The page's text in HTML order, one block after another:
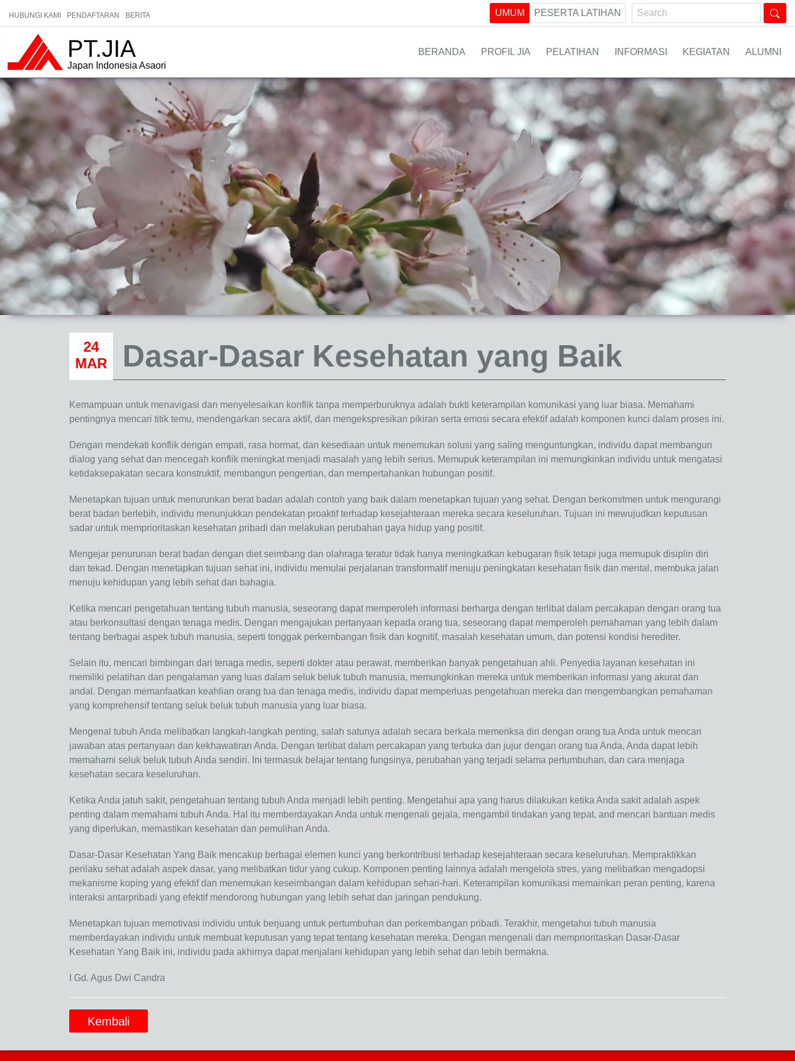
HUBUNGI KAMI PENDAFTARAN BERITA UMUM PESERTA LATIHAN
PT.JIA
Japan Indonesia Asaori
BERANDA PROFIL JIA PELATIHAN INFORMASI KEGIATAN ALUMNI
24
MAR
Dasar-Dasar Kesehatan yang Baik
Kemampuan untuk menavigasi dan menyelesaikan konflik tanpa memperburuknya adalah bukti keterampilan komunikasi yang luar biasa. Memahami
pentingnya mencari titik temu, mendengarkan secara aktif, dan mengekspresikan pikiran serta emosi secara efektif adalah komponen kunci dalam proses ini.
Dengan mendekati konflik dengan empati, rasa hormat, dan kesediaan untuk menemukan solusi yang saling menguntungkan, individu dapat membangun
dialog yang sehat dan mencegah konflik meningkat menjadi masalah yang lebih serius. Memupuk keterampilan ini memungkinkan individu untuk mengatasi
ketidaksepakatan secara konstruktif, membangun pengertian, dan mempertahankan hubungan positif.
Menetapkan tujuan untuk menurunkan berat badan adalah contoh yang baik dalam menetapkan tujuan yang sehat. Dengan berkomitmen untuk mengurangi
berat badan berlebih, individu menunjukkan pendekatan proaktif terhadap kesejahteraan mereka secara keseluruhan. Tujuan ini mewujudkan keputusan
sadar untuk memprioritaskan kesehatan pribadi dan melakukan perubahan gaya hidup yang positif.
Mengejar penurunan berat badan dengan diet seimbang dan olahraga teratur tidak hanya meningkatkan kebugaran fisik tetapi juga memupuk disiplin diri
dan tekad. Dengan menetapkan tujuan sehat ini, individu memulai perjalanan transformatif menuju peningkatan kesehatan fisik dan mental, membuka jalan
menuju kehidupan yang lebih sehat dan bahagia.
Ketika mencari pengetahuan tentang tubuh manusia, seseorang dapat memperoleh informasi berharga dengan terlibat dalam percakapan dengan orang tua
atau berkonsultasi dengan tenaga medis. Dengan mengajukan pertanyaan kepada orang tua, seseorang dapat memperoleh pemahaman yang lebih dalam
tentang berbagai aspek tubuh manusia, seperti tonggak perkembangan fisik dan kognitif, masalah kesehatan umum, dan potensi kondisi herediter.
Selain itu, mencari bimbingan dari tenaga medis, seperti dokter atau perawat, memberikan banyak pengetahuan ahli. Penyedia layanan kesehatan ini
memiliki pelatihan dan pengalaman yang luas dalam seluk beluk tubuh manusia, memungkinkan mereka untuk memberikan informasi yang akurat dan
andal. Dengan memanfaatkan keahlian orang tua dan tenaga medis, individu dapat memperluas pengetahuan mereka dan mengembangkan pemahaman
yang komprehensif tentang seluk beluk tubuh manusia yang luar biasa.
Mengenal tubuh Anda melibatkan langkah-langkah penting, salah satunya adalah secara berkala memeriksa diri dengan orang tua Anda untuk mencari
jawaban atas pertanyaan dan kekhawatiran Anda. Dengan terlibat dalam percakapan yang terbuka dan jujur dengan orang tua Anda, Anda dapat lebih
memahami seluk beluk tubuh Anda sendiri. Ini termasuk belajar tentang fungsinya, perubahan yang terjadi selama pertumbuhan, dan cara menjaga
kesehatan secara keseluruhan.
Ketika Anda jatuh sakit, pengetahuan tentang tubuh Anda menjadi lebih penting. Mengetahui apa yang harus dilakukan ketika Anda sakit adalah aspek
penting dalam memahami tubuh Anda. Hal itu memberdayakan Anda untuk mengenali gejala, mengambil tindakan yang tepat, and mencari bantuan medis
yang diperlukan, memastikan kesehatan dan pemulihan Anda.
Dasar-Dasar Kesehatan Yang Baik mencakup berbagai elemen kunci yang berkontribusi terhadap kesejahteraan secara keseluruhan. Mempraktikkan
perilaku sehat adalah aspek dasar, yang melibatkan tidur yang cukup. Komponen penting lainnya adalah mengelola stres, yang melibatkan mengadopsi
mekanisme koping yang efektif dan menemukan keseimbangan dalam kehidupan sehari-hari. Keterampilan komunikasi memainkan peran penting, karena
interaksi antarpribadi yang efektif mendorong hubungan yang lebih sehat dan jaringan pendukung.
Menetapkan tujuan memotivasi individu untuk berjuang untuk pertumbuhan dan perkembangan pribadi. Terakhir, mengetahui tubuh manusia
memberdayakan individu untuk membuat keputusan yang tepat tentang kesehatan mereka. Dengan mengenali dan memprioritaskan Dasar-Dasar
Kesehatan Yang Baik ini, individu pada akhirnya dapat menjalani kehidupan yang lebih sehat dan lebih bermakna.
I Gd. Agus Dwi Candra
Kembali